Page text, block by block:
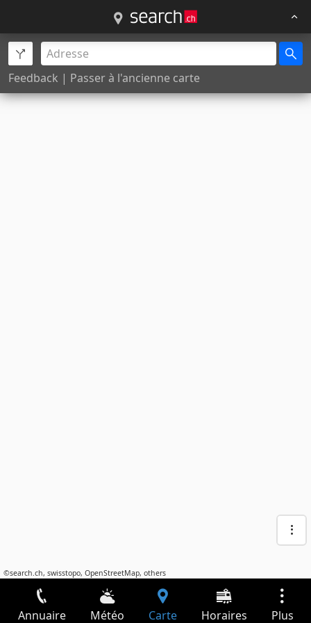
Feedback | Passer à l'ancienne carte
©search.ch, swisstopo, OpenStreetMap, others
Annuaire Météo Carte Horaires Plus